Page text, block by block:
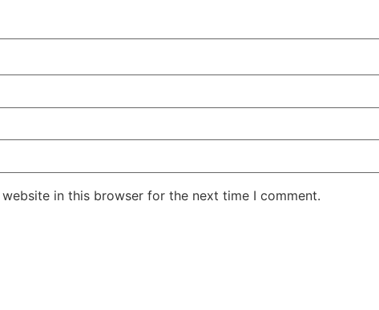
website in this browser for the next time I comment.